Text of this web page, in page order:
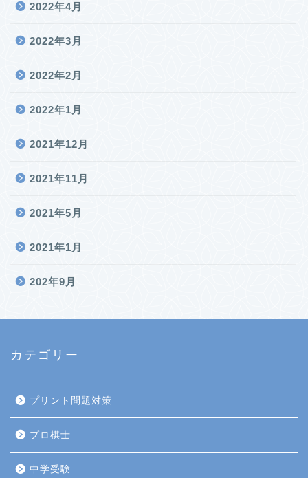
2022年4月
2022年3月
2022年2月
2022年1月
2021年12月
2021年11月
2021年5月
2021年1月
202年9月
カテゴリー
プリント問題対策
プロ棋士
中学受験